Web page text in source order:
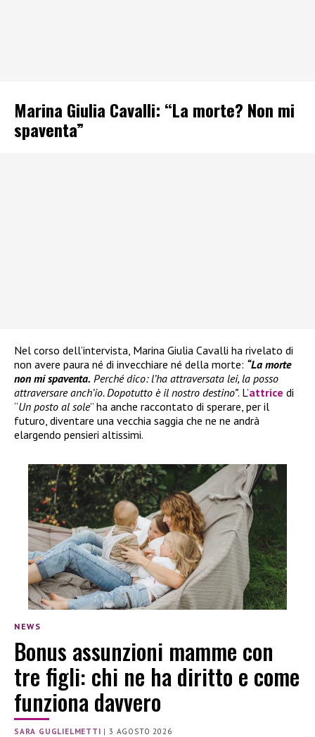
Marina Giulia Cavalli: “La morte? Non mi
spaventa”
Nel corso dell’intervista, Marina Giulia Cavalli ha rivelato di
non avere paura né di invecchiare né della morte: “La morte
non mi spaventa. Perché dico: l’ha attraversata lei, la posso
attraversare anch’io. Dopotutto è il nostro destino”. L’attrice di
“Un posto al sole” ha anche raccontato di sperare, per il
futuro, diventare una vecchia saggia che ne ne andrà
elargendo pensieri altissimi.
NEWS
Bonus assunzioni mamme con
tre figli: chi ne ha diritto e come
funziona davvero
SARA GUGLIELMETTI |3 AGOSTO 2026